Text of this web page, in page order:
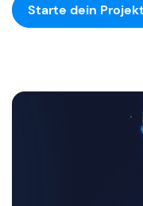
Starte dein Projekt